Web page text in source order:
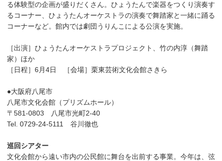
る体験型の企画が盛りだくさん。ひょうたんで楽器をつくり演奏す
るコーナー、ひょうたんオーケストラの演奏で舞踏家と一緒に踊る
コーナーなど。館内では劇団うりんこによる公演を実施。
［出演］ひょうたんオーケストラプロジェクト、竹の内淳（舞踏
家）ほか
［日程］6月4日 ［会場］栗東芸術文化会館さきら
●大阪府八尾市
八尾市文化会館（プリズムホール）
〒581-0803 八尾市光町2-40
Tel. 0729-24-5111 谷川徹也
巡回シアター
文化会館から遠い市内の公民館に舞台を出前する事業。今年は、弦